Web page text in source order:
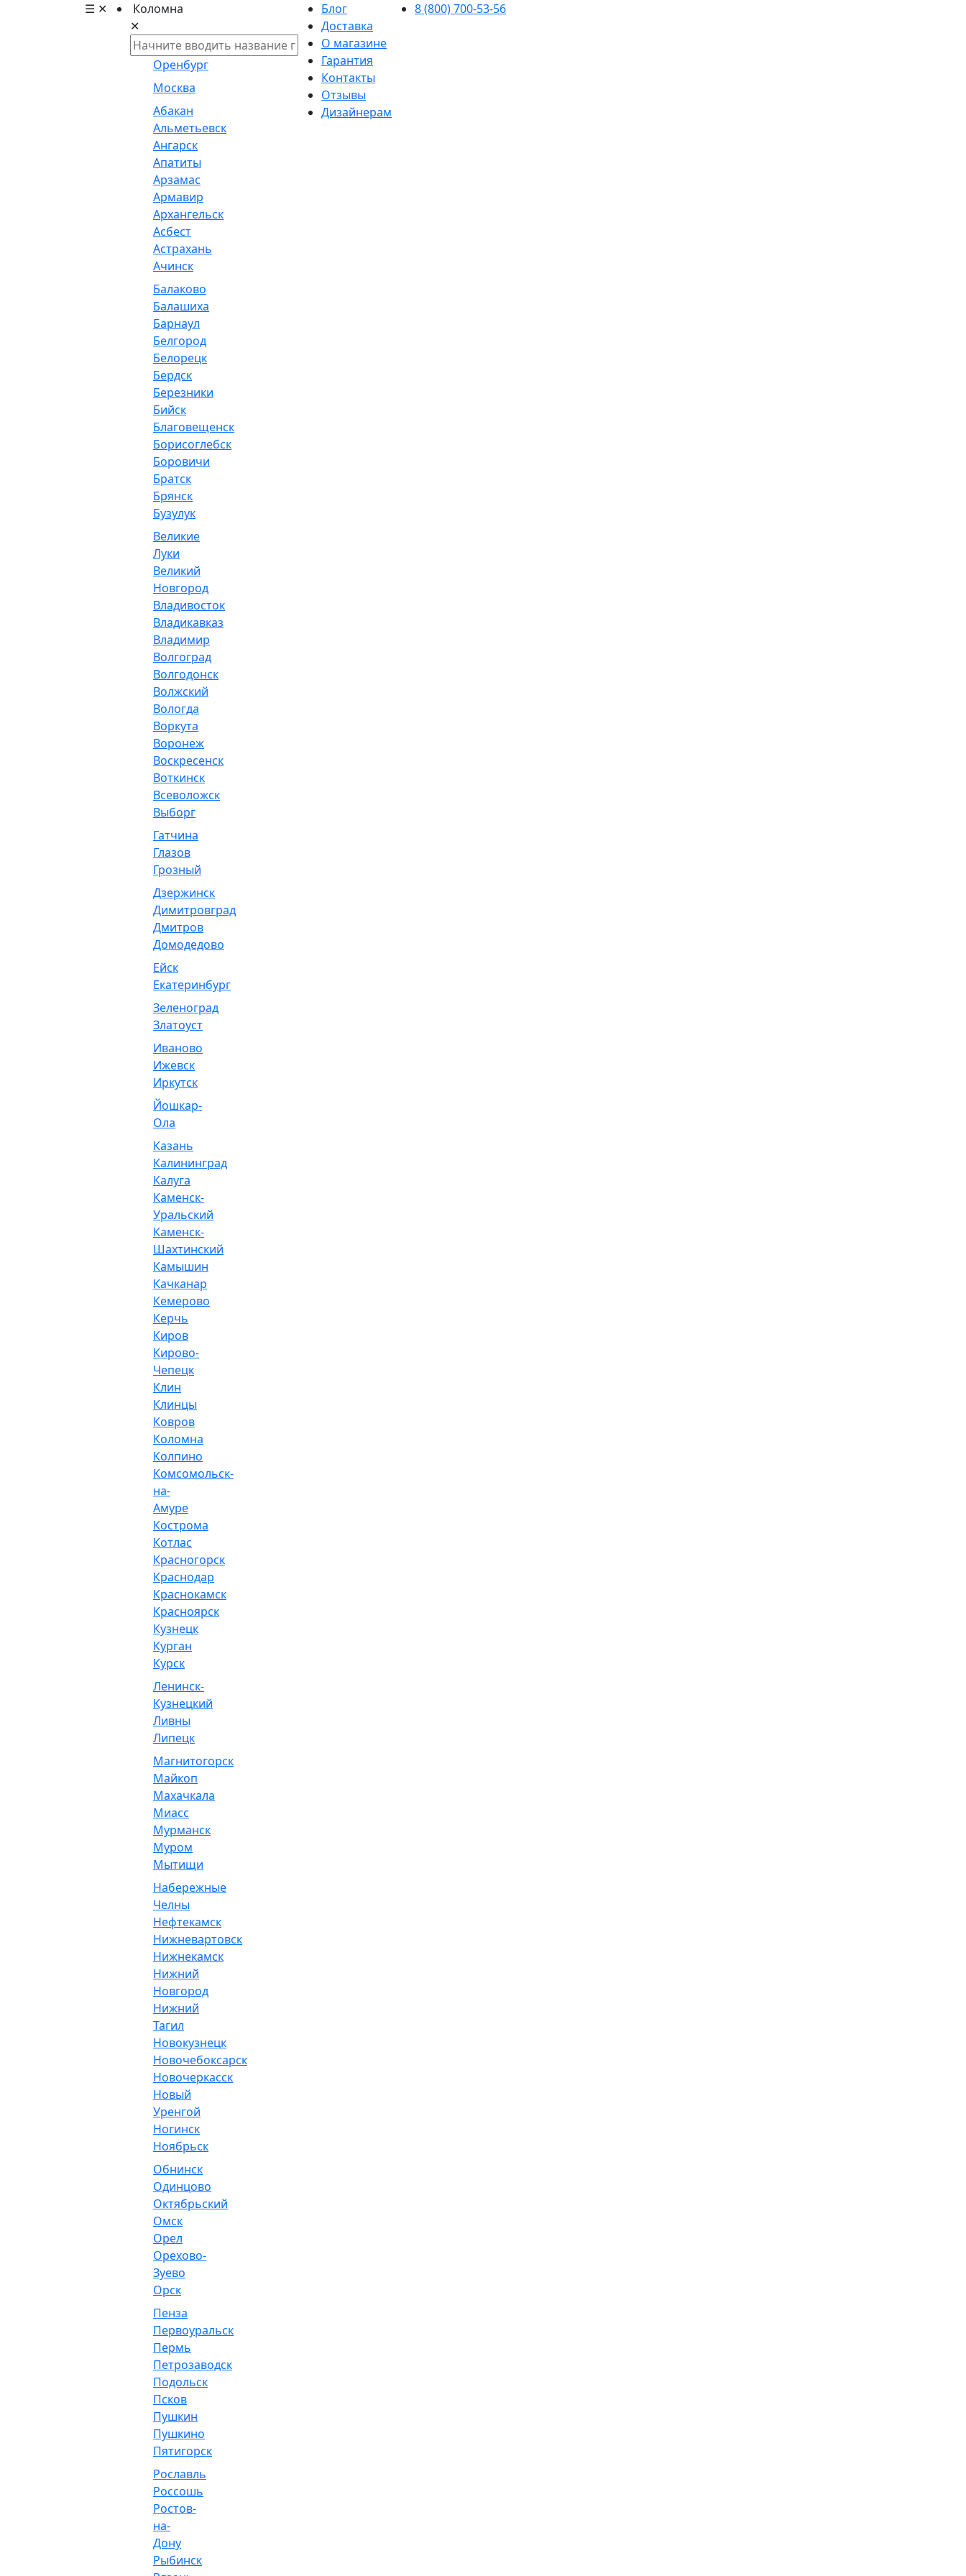
☰ ✕
Коломна
✕
Оренбург
Москва
Абакан
Альметьевск
Ангарск
Апатиты
Арзамас
Армавир
Архангельск
Асбест
Астрахань
Ачинск
Балаково
Балашиха
Барнаул
Белгород
Белорецк
Бердск
Березники
Бийск
Благовещенск
Борисоглебск
Боровичи
Братск
Брянск
Бузулук
Великие
Луки
Великий
Новгород
Владивосток
Владикавказ
Владимир
Волгоград
Волгодонск
Волжский
Вологда
Воркута
Воронеж
Воскресенск
Воткинск
Всеволожск
Выборг
Гатчина
Глазов
Грозный
Дзержинск
Димитровград
Дмитров
Домодедово
Ейск
Екатеринбург
Зеленоград
Златоуст
Иваново
Ижевск
Иркутск
Йошкар-
Ола
Казань
Калининград
Калуга
Каменск-
Уральский
Каменск-
Шахтинский
Камышин
Качканар
Кемерово
Керчь
Киров
Кирово-
Чепецк
Клин
Клинцы
Ковров
Коломна
Колпино
Комсомольск-
на-
Амуре
Кострома
Котлас
Красногорск
Краснодар
Краснокамск
Красноярск
Кузнецк
Курган
Курск
Ленинск-
Кузнецкий
Ливны
Липецк
Магнитогорск
Майкоп
Махачкала
Миасс
Мурманск
Муром
Мытищи
Набережные
Челны
Нефтекамск
Нижневартовск
Нижнекамск
Нижний
Новгород
Нижний
Тагил
Новокузнецк
Новочебоксарск
Новочеркасск
Новый
Уренгой
Ногинск
Ноябрьск
Обнинск
Одинцово
Октябрьский
Омск
Орел
Орехово-
Зуево
Орск
Пенза
Первоуральск
Пермь
Петрозаводск
Подольск
Псков
Пушкин
Пушкино
Пятигорск
Рославль
Россошь
Ростов-
на-
Дону
Рыбинск
Блог
Доставка
О магазине
Гарантия
Контакты
Отзывы
Дизайнерам
8 (800) 700-53-56